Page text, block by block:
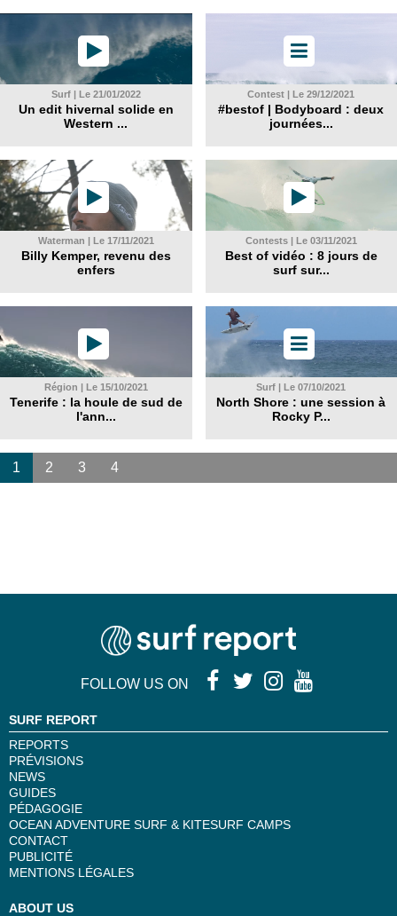
Surf | Le 21/01/2022
Un edit hivernal solide en
Western ...
Contest | Le 29/12/2021
#bestof | Bodyboard : deux
journées...
Waterman | Le 17/11/2021
Billy Kemper, revenu des
enfers
Contests | Le 03/11/2021
Best of vidéo : 8 jours de
surf sur...
Région | Le 15/10/2021
Tenerife : la houle de sud de
l'ann...
Surf | Le 07/10/2021
North Shore : une session à
Rocky P...
1 2 3 4
FOLLOW US ON
SURF REPORT
REPORTS
PRÉVISIONS
NEWS
GUIDES
PÉDAGOGIE
OCEAN ADVENTURE SURF & KITESURF CAMPS
CONTACT
PUBLICITÉ
MENTIONS LÉGALES
ABOUT US